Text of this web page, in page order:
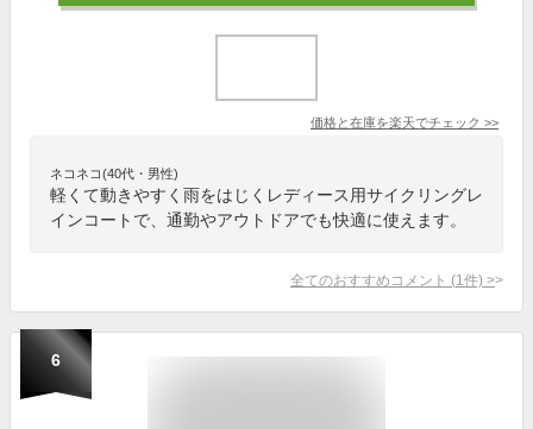
価格と在庫を楽天でチェック >>
ネコネコ(40代・男性)
軽くて動きやすく雨をはじくレディース用サイクリングレ
インコートで、通勤やアウトドアでも快適に使えます。
全てのおすすめコメント (1 件) >
6